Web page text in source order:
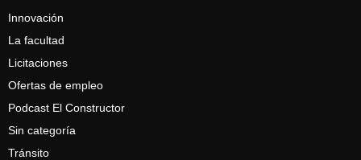
Innovación
La facultad
Licitaciones
Ofertas de empleo
Podcast El Constructor
Sin categoría
Tránsito